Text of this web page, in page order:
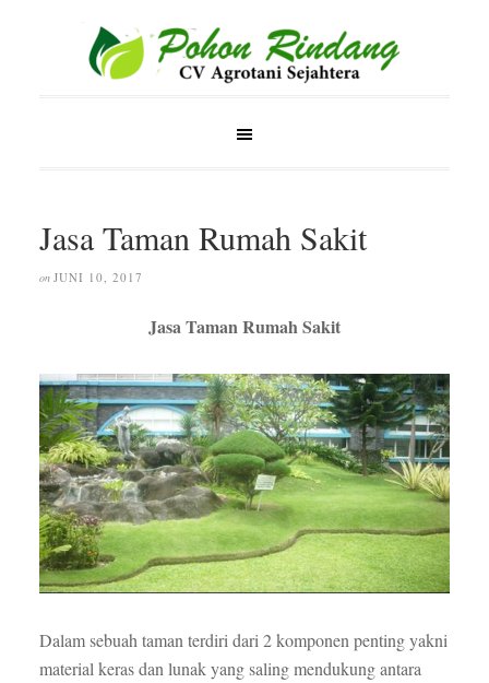
Jasa Taman Rumah Sakit
on JUNI 10, 2017
Jasa Taman Rumah Sakit
Dalam sebuah taman terdiri dari 2 komponen penting yakni
material keras dan lunak yang saling mendukung antara